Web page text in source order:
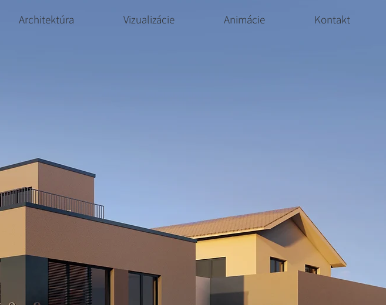
Architektúra Vizualizácie Animácie Kontakt